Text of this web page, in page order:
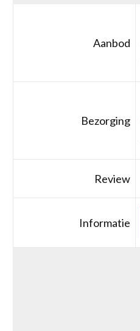
Aanbod
Bezorging
Review
Informatie